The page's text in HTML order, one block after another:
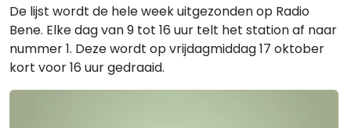
De lijst wordt de hele week uitgezonden op Radio
Bene. Elke dag van 9 tot 16 uur telt het station af naar
nummer 1. Deze wordt op vrijdagmiddag 17 oktober
kort voor 16 uur gedraaid.
Gerelateerde hitlijsten